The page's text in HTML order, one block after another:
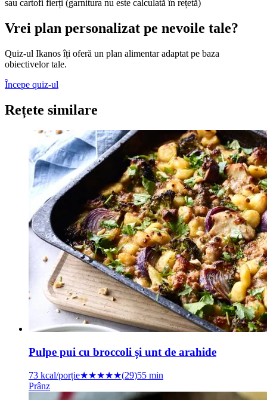
sau cartofi fierți (garnitura nu este calculată în rețetă)
Vrei plan personalizat pe nevoile tale?
Quiz-ul Ikanos îți oferă un plan alimentar adaptat pe baza
obiectivelor tale.
Începe quiz-ul
Rețete similare
Pulpe pui cu broccoli și unt de arahide
73 kcal/porție★★★★★(29)55 min
Prânz